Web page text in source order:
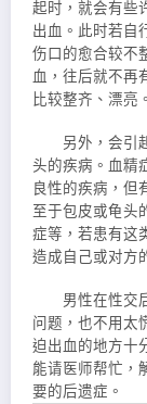
起时，就会有些
出血。此时若自
伤口的愈合较不
血，往后就不再
比较整齐、漂亮。
另外，会引起
头的疾病。血精
良性的疾病，但
至于包皮或龟头
症等，若患有这
造成自己或对方
男性在性交后
问题，也不用太
迫出血的地方十
能请医师帮忙，
要的后遗症。